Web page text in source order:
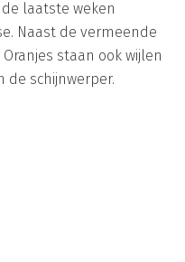
laatste weken
Naast de vermeende
staan ook wijlen
de schijnwerper.